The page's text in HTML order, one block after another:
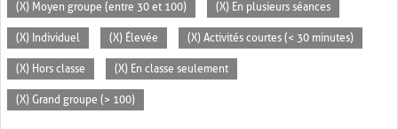
(X) Moyen groupe (entre 30 et 100) (X) En plusieurs séances
(X) Individuel (X) Élevée (X) Activités courtes (< 30 minutes)
(X) Hors classe (X) En classe seulement
(X) Grand groupe (> 100)